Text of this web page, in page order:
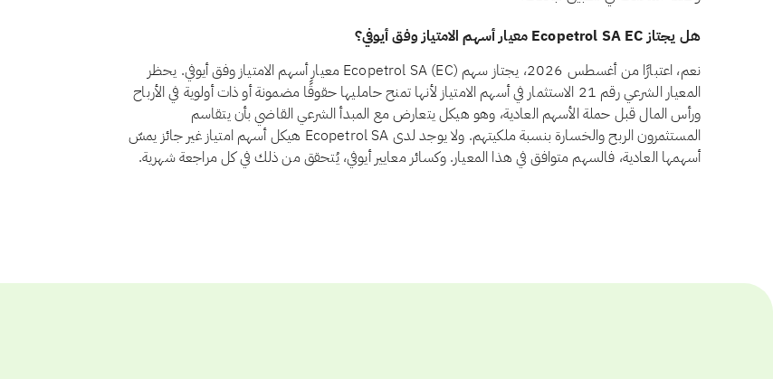
هل يجتاز Ecopetrol SA EC معيار أسهم الامتياز وفق أيوفي؟
نعم، اعتبارًا من أغسطس 2026، يجتاز سهم Ecopetrol SA (EC) معيار أسهم الامتياز وفق أيوفي. يحظر
المعيار الشرعي رقم 21 الاستثمار في أسهم الامتياز لأنها تمنح حامليها حقوقًا مضمونة أو ذات أولوية في الأرباح
ورأس المال قبل حملة الأسهم العادية، وهو هيكل يتعارض مع المبدأ الشرعي القاضي بأن يتقاسم
المستثمرون الربح والخسارة بنسبة ملكيتهم. ولا يوجد لدى Ecopetrol SA هيكل أسهم امتياز غير جائز يمسّ
أسهمها العادية، فالسهم متوافق في هذا المعيار. وكسائر معايير أيوفي، يُتحقق من ذلك في كل مراجعة شهرية.